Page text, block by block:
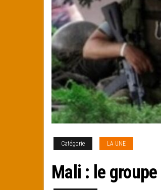
Catégorie LA UNE
Mali : le